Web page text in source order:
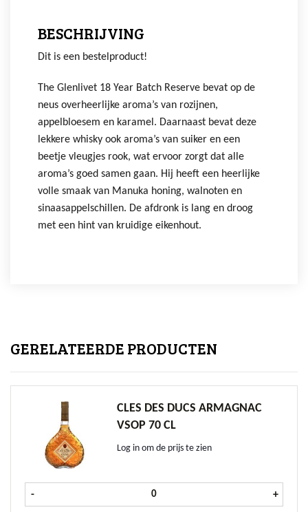
BESCHRIJVING
Dit is een bestelproduct!
The Glenlivet 18 Year Batch Reserve bevat op de
neus overheerlijke aroma’s van rozijnen,
appelbloesem en karamel. Daarnaast bevat deze
lekkere whisky ook aroma’s van suiker en een
beetje vleugjes rook, wat ervoor zorgt dat alle
aroma’s goed samen gaan. Hij heeft een heerlijke
volle smaak van Manuka honing, walnoten en
sinaasappelschillen. De afdronk is lang en droog
met een hint van kruidige eikenhout.
GERELATEERDE PRODUCTEN
CLES DES DUCS ARMAGNAC
VSOP 70 CL
Log in om de prijs te zien
- Cles des Ducs Armagnac VSOP 70
+